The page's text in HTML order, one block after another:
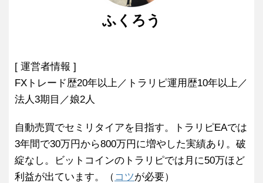
ふくろう
[ 運営者情報 ]
FXトレード歴20年以上／トラリピ運用歴10年以上／
法人3期目／娘2人
自動売買でセミリタイアを目指す。トラリピEAでは
3年間で30万円から800万円に増やした実績あり。破
綻なし。ビットコインのトラリピでは月に50万ほど
利益が出ています。（ コツが必要）